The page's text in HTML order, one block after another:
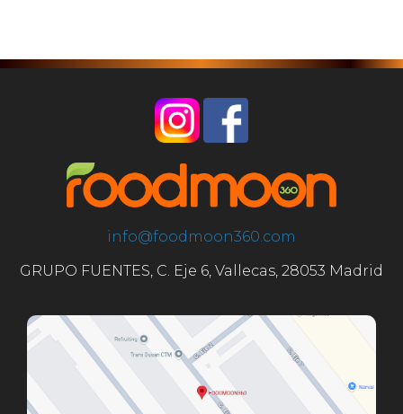
NuestroServicio
info@foodmoon360.com
GRUPO FUENTES, C. Eje 6, Vallecas, 28053 Madrid